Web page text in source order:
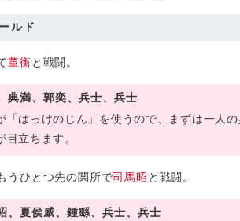
ルド
董衡と戦闘。
典満、郭奕、兵士、兵士
「はっけのじん」を使うので、まずは一人
目立ちます。
うひとつ先の関所で司馬昭 と戦闘。
、夏侯威、鍾繇、兵士、兵士